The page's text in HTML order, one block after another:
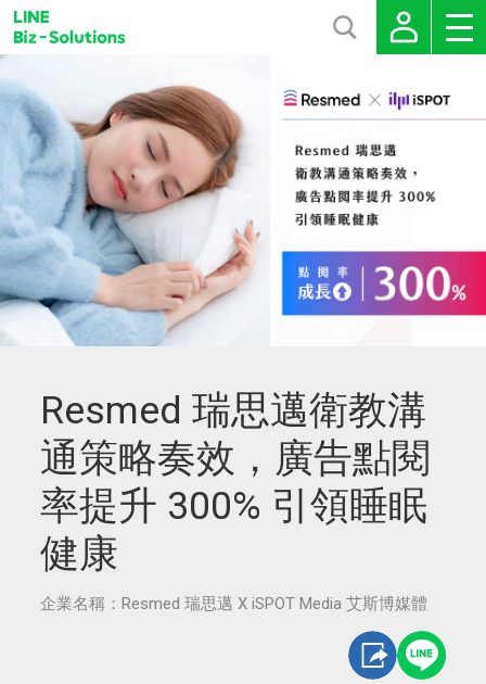
Resmed 瑞思邁衛教溝
通策略奏效，廣告點閱
率提升 300% 引領睡眠
健康
企業名稱：Resmed 瑞思邁 X iSPOT Media 艾斯博媒體